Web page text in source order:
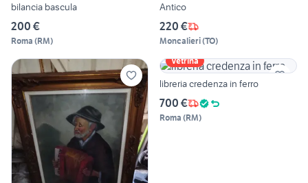
bilancia bascula
200 €
Roma (RM)
Antico
220 €
Moncalieri(TO)
Vetrina
libreria credenza in ferro
700 €
Roma (RM)